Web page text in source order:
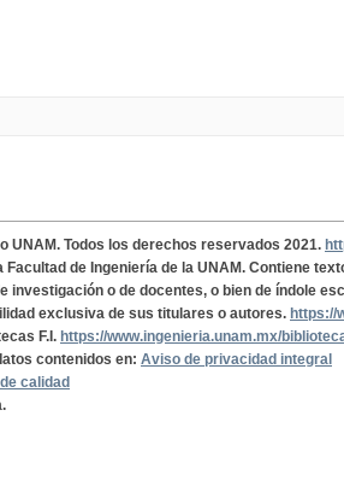
UNAM. Todos los derechos reservados 2021.
de Ingeniería de la UNAM. Contiene
o de docentes, o bien de índole
exclusiva de sus titulares o autores. https://
F.I. https://www.ingenieria.unam.mx/
contenidos en: Aviso de privacidad integral
calidad